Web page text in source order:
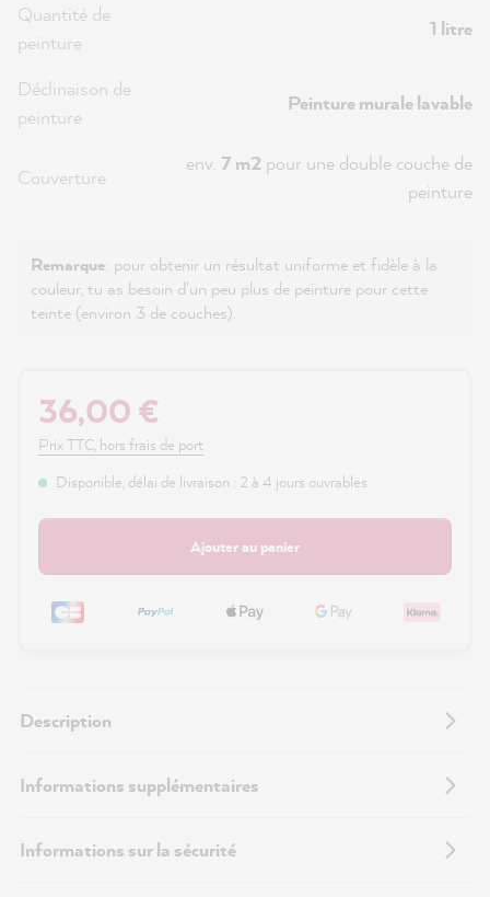
Quantité de
peinture
1 litre
Déclinaison de
peinture
Peinture murale lavable
Couverture
env. 7 m2 pour une double couche de
peinture
Remarque: pour obtenir un résultat uniforme et fidèle à la
couleur, tu as besoin d'un peu plus de peinture pour cette
teinte (environ 3 de couches).
36,00 €
Prix TTC, hors frais de port
Disponible, délai de livraison : 2 à 4 jours ouvrables
Ajouter au panier
Description
Informations supplémentaires
Informations sur la sécurité